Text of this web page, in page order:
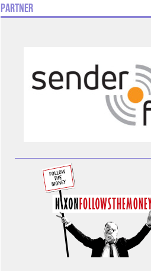
Partner